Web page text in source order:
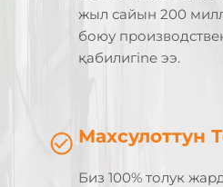
жыл сайын 200
боюу
қабилигine ээ.
Махсулоттун
Биз 100% толук